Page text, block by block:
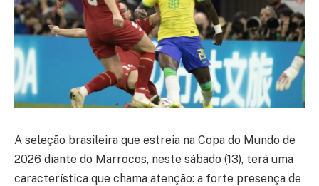
A seleção brasileira que estreia na Copa do Mundo de
2026 diante do Marrocos, neste sábado (13), terá uma
característica que chama atenção: a forte presença de